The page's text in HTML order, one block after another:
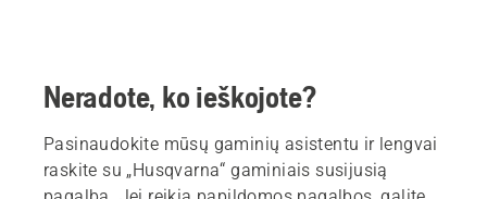
Neradote, ko ieškojote?
Pasinaudokite mūsų gaminių asistentu ir lengvai
raskite su „Husqvarna“ gaminiais susijusią